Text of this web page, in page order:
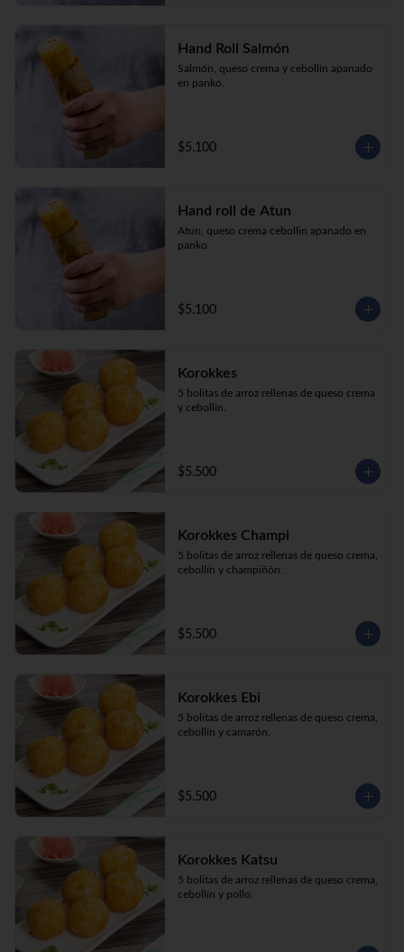
Hand Roll Salmón
Salmón, queso crema y cebollín apanado
en panko.
$5.100
Hand roll de Atun
Atun, queso crema cebollin apanado en
panko
$5.100
Korokkes
5 bolitas de arroz rellenas de queso crema
y cebollín.
$5.500
Korokkes Champi
5 bolitas de arroz rellenas de queso crema,
cebollín y champiñón.
$5.500
Korokkes Ebi
5 bolitas de arroz rellenas de queso crema,
cebollín y camarón.
$5.500
Korokkes Katsu
5 bolitas de arroz rellenas de queso crema,
cebollín y pollo.